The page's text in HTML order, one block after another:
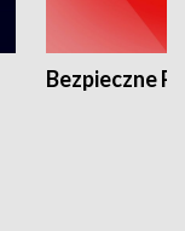
Bezpieczne